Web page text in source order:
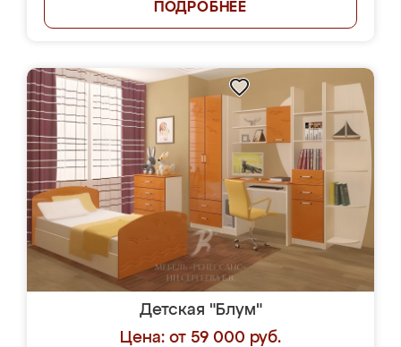
ПОДРОБНЕЕ
Детская "Блум"
Цена: от 59 000 руб.